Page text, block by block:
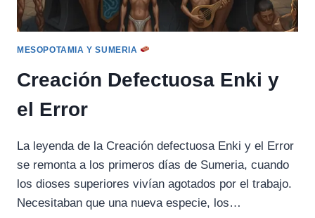
MESOPOTAMIA Y SUMERIA
Creación Defectuosa Enki y
el Error
La leyenda de la Creación defectuosa Enki y el Error
se remonta a los primeros días de Sumeria, cuando
los dioses superiores vivían agotados por el trabajo.
Necesitaban que una nueva especie, los…